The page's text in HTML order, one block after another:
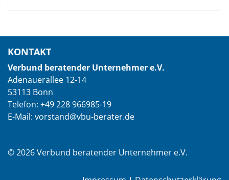
KONTAKT
Verbund beratender Unternehmer e.V.
Adenauerallee 12-14
53113 Bonn
Telefon: +49 228 966985-19
E-Mail: vorstand@vbu-berater.de
© 2026 Verbund beratender Unternehmer e.V.